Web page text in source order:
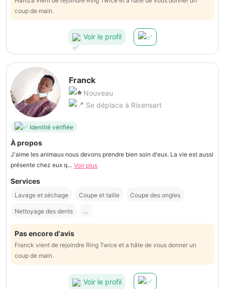
coup de main.
Voir le profil
Franck
Nouveau
Se déplace à Rixensart
Identité vérifiée
À propos
J'aime les animaux nous devons prendre bien soin d'eux. La vie est aussi
présente chez eux q... Voir plus
Services
Lavage et séchage Coupe et taille Coupe des ongles
Nettoyage des dents ...
Pas encore d'avis
Franck vient de rejoindre Ring Twice et a hâte de vous donner un
coup de main.
Voir le profil